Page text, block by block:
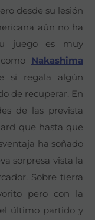
desde su lesión
aún no ha
juego es muy
Nakashima
si regala algún
de recuperar. En
de las prevista
que hasta que
ha soñado
sorpresa vista la
Sobre tierra
pero con la
último partido y